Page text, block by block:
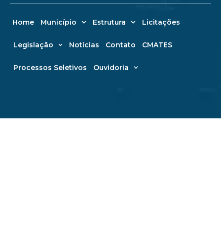
Home Município Estrutura Licitações
Legislação Notícias Contato CMATES
Processos Seletivos Ouvidoria